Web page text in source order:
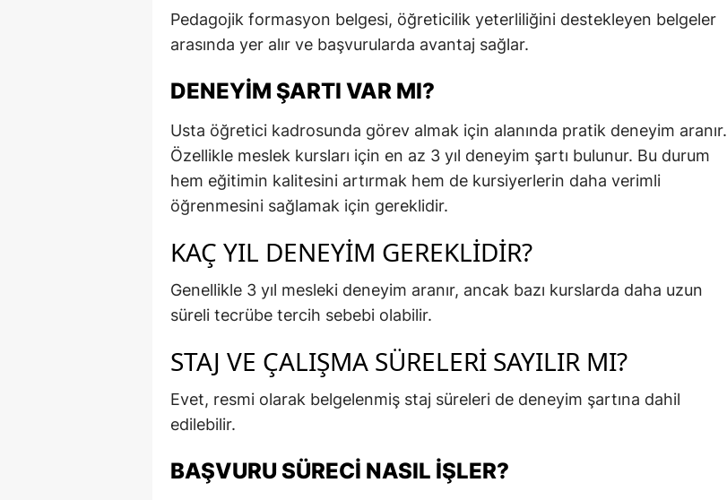
Pedagojik formasyon belgesi, öğreticilik yeterliliğini destekleyen belgeler
arasında yer alır ve başvurularda avantaj sağlar.
DENEYIM ŞARTI VAR MI?
Usta öğretici kadrosunda görev almak için alanında pratik deneyim aranır.
Özellikle meslek kursları için en az 3 yıl deneyim şartı bulunur. Bu durum
hem eğitimin kalitesini artırmak hem de kursiyerlerin daha verimli
öğrenmesini sağlamak için gereklidir.
KAÇ YIL DENEYIM GEREKLIDIR?
Genellikle 3 yıl mesleki deneyim aranır, ancak bazı kurslarda daha uzun
süreli tecrübe tercih sebebi olabilir.
STAJ VE ÇALIŞMA SÜRELERI SAYILIR MI?
Evet, resmi olarak belgelenmiş staj süreleri de deneyim şartına dahil
edilebilir.
BAŞVURU SÜRECI NASIL İŞLER?